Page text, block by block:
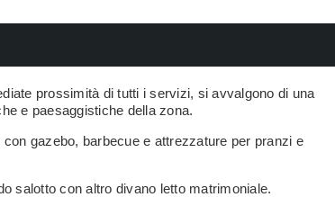
prossimità di tutti i servizi, si avvalgono di una
e paesaggistiche della zona.
gazebo, barbecue e attrezzature per pranzi e
salotto con altro divano letto matrimoniale.